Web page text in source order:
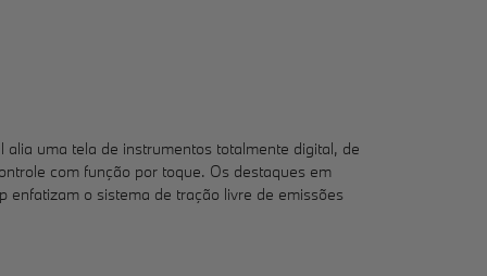
alia uma tela de instrumentos totalmente digital, de
com função por toque. Os destaques em
enfatizam o sistema de tração livre de emissões